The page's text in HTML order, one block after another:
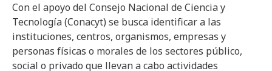
Con el apoyo del Consejo Nacional de Ciencia y
Tecnología (Conacyt) se busca identificar a las
instituciones, centros, organismos, empresas y
personas físicas o morales de los sectores público,
social o privado que llevan a cabo actividades